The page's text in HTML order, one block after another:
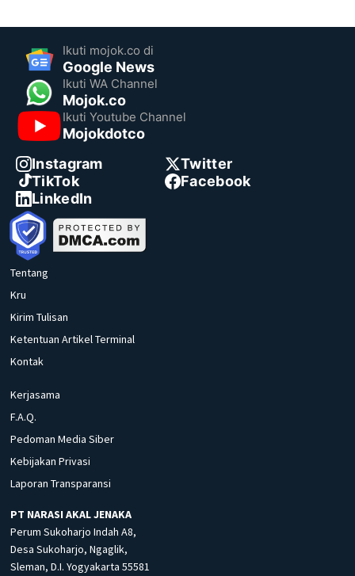
Ikuti mojok.co di
Google News
Ikuti WA Channel
Mojok.co
Ikuti Youtube Channel
Mojokdotco
Instagram
Twitter
TikTok
Facebook
LinkedIn
Tentang
Kru
Kirim Tulisan
Ketentuan Artikel Terminal
Kontak
Kerjasama
F.A.Q.
Pedoman Media Siber
Kebijakan Privasi
Laporan Transparansi
PT NARASI AKAL JENAKA
Perum Sukoharjo Indah A8,
Desa Sukoharjo, Ngaglik,
Sleman, D.I. Yogyakarta 55581